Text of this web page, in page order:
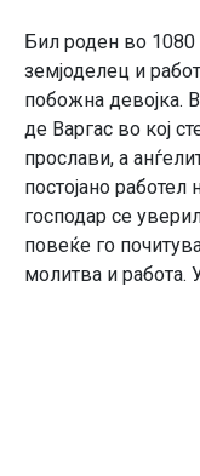
Бил роден во
земјоделец и
побожна девојка.
де Варгас во кој
прослави, а
постојано
господар се
повеќе го
молитва и работа.